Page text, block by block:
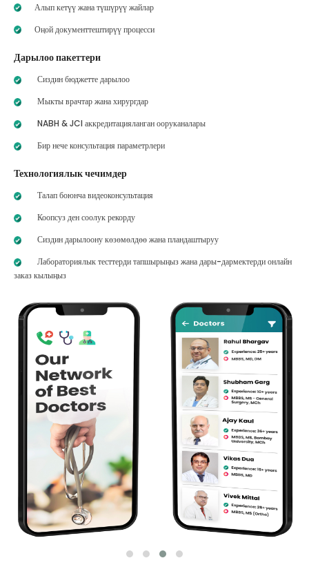
Алып кетүү жана түшүрүү жайлар
Оңой документтештирүү процесси
Дарылоо пакеттери
Сиздин бюджетте дарылоо
Мыкты врачтар жана хирургдар
NABH & JCI аккредитацияланган ооруканалары
Бир нече консультация параметрлери
Технологиялык чечимдер
Талап боюнча видеоконсультация
Коопсуз ден соолук рекорду
Сиздин дарылоону көзөмөлдөө жана пландаштыруу
Лабораториялык тесттерди тапшырыңыз жана дары-дармектерди онлайн
заказ кылыңыз